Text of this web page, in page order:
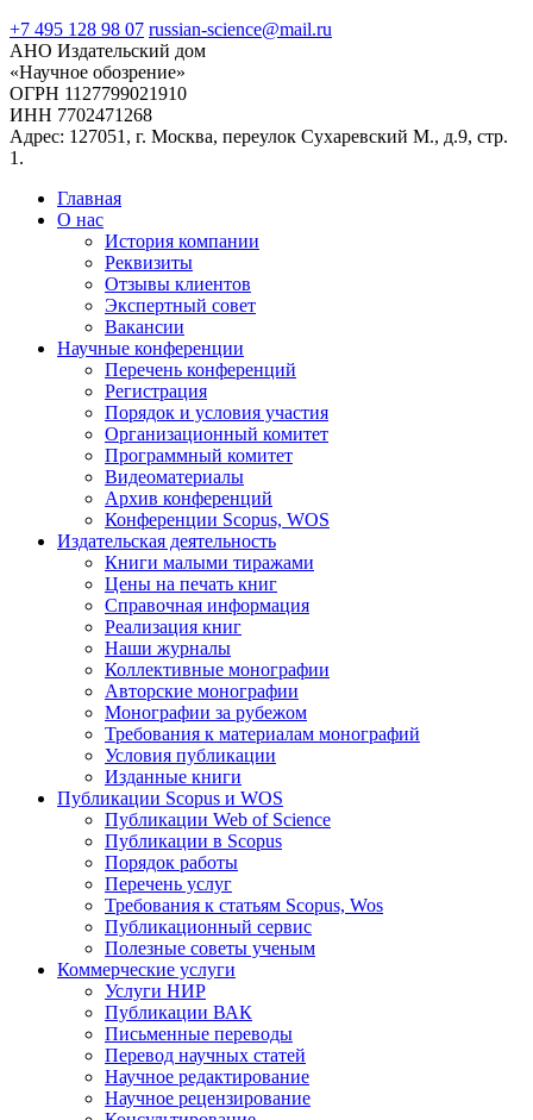
+7 495 128 98 07 russian-science@mail.ru
АНО Издательский дом
«Научное обозрение»
ОГРН 1127799021910
ИНН 7702471268
Адрес: 127051, г. Москва, переулок Сухаревский М., д.9, стр.
1.
Главная
О нас
История компании
Реквизиты
Отзывы клиентов
Экспертный совет
Вакансии
Научные конференции
Перечень конференций
Регистрация
Порядок и условия участия
Организационный комитет
Программный комитет
Видеоматериалы
Архив конференций
Конференции Scopus, WOS
Издательская деятельность
Книги малыми тиражами
Цены на печать книг
Справочная информация
Реализация книг
Наши журналы
Коллективные монографии
Авторские монографии
Монографии за рубежом
Требования к материалам монографий
Условия публикации
Изданные книги
Публикации Scopus и WOS
Публикации Web of Science
Публикации в Scopus
Порядок работы
Перечень услуг
Требования к статьям Scopus, Wos
Публикационный сервис
Полезные советы ученым
Коммерческие услуги
Услуги НИР
Публикации ВАК
Письменные переводы
Перевод научных статей
Научное редактирование
Научное рецензирование